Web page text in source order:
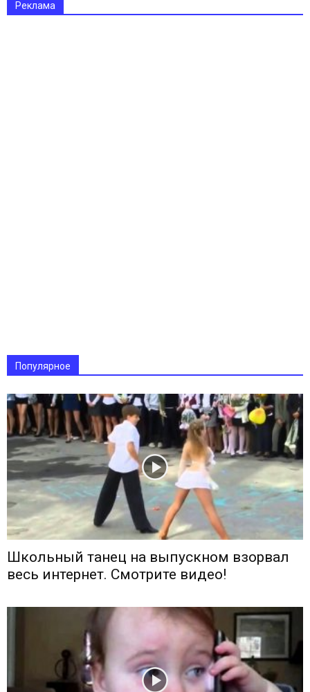
Реклама
Популярное
Школьный танец на выпускном взорвал
весь интернет. Смотрите видео!